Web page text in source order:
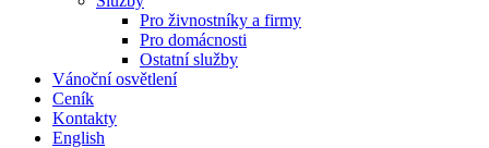
Pro živnostníky a firmy
Pro domácnosti
Ostatní služby
Vánoční osvětlení
Ceník
Kontakty
English